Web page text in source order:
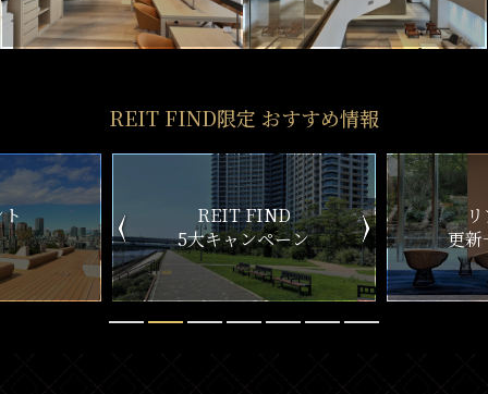
REIT FIND限定 おすすめ情報
ン
リアルタイム
更新一覧チェック
新